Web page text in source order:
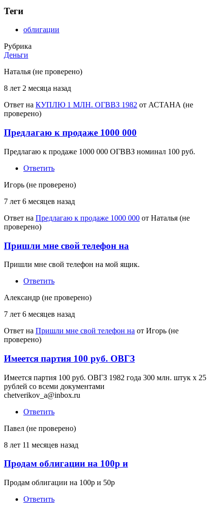
Теги
облигации
Рубрика
Деньги
Наталья (не проверено)
8 лет 2 месяца назад
Ответ на КУПЛЮ 1 МЛН. ОГВВЗ 1982 от АСТАНА (не
проверено)
Предлагаю к продаже 1000 000
Предлагаю к продаже 1000 000 ОГВВЗ номинал 100 руб.
Ответить
Игорь (не проверено)
7 лет 6 месяцев назад
Ответ на Предлагаю к продаже 1000 000 от Наталья (не
проверено)
Пришли мне свой телефон на
Пришли мне свой телефон на мой ящик.
Ответить
Александр (не проверено)
7 лет 6 месяцев назад
Ответ на Пришли мне свой телефон на от Игорь (не
проверено)
Имеется партия 100 руб. ОВГЗ
Имеется партия 100 руб. ОВГЗ 1982 года 300 млн. штук х 25
рублей со всеми документами
chetverikov_a@inbox.ru
Ответить
Павел (не проверено)
8 лет 11 месяцев назад
Продам облигации на 100р и
Продам облигации на 100р и 50р
Ответить